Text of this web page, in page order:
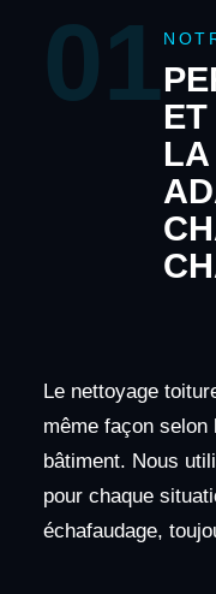
01
LA
Le nettoyage
même façon
bâtiment. Nous
pour chaque
échafaudage,